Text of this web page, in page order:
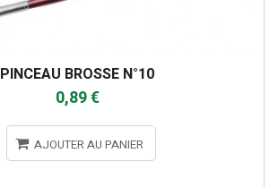
PINCEAU BROSSE N°10
0,89 €
AJOUTER AU PANIER